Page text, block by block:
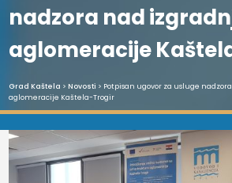
nadzora nad
aglomeracije
Grad Kaštela > Novosti > Potpisan ugovor za usluge
aglomeracije Kaštela-Trogir